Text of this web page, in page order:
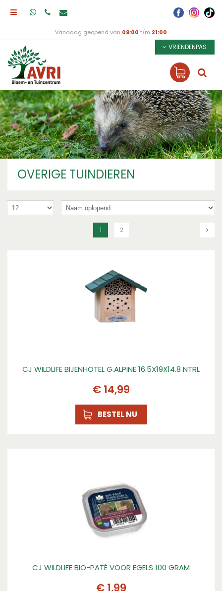
Vandaag geopend van 09:00 t/m 21:00
VRIENDENPAS
OVERIGE TUINDIEREN
1 2
CJ WILDLIFE BIJENHOTEL G.ALPINE 16.5X19X14.8 NTRL
€ 14,99
BESTEL NU
CJ WILDLIFE BIO-PATÉ VOOR EGELS 100 GRAM
€ 1,99